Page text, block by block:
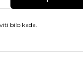
bilo kada.